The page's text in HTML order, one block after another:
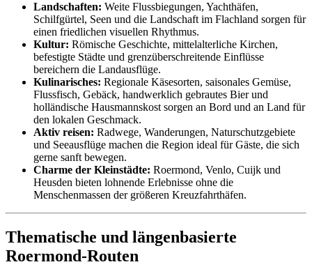
Landschaften: Weite Flussbiegungen, Yachthäfen,
Schilfgürtel, Seen und die Landschaft im Flachland sorgen für
einen friedlichen visuellen Rhythmus.
Kultur: Römische Geschichte, mittelalterliche Kirchen,
befestigte Städte und grenzüberschreitende Einflüsse
bereichern die Landausflüge.
Kulinarisches: Regionale Käsesorten, saisonales Gemüse,
Flussfisch, Gebäck, handwerklich gebrautes Bier und
holländische Hausmannskost sorgen an Bord und an Land für
den lokalen Geschmack.
Aktiv reisen: Radwege, Wanderungen, Naturschutzgebiete
und Seeausflüge machen die Region ideal für Gäste, die sich
gerne sanft bewegen.
Charme der Kleinstädte: Roermond, Venlo, Cuijk und
Heusden bieten lohnende Erlebnisse ohne die
Menschenmassen der größeren Kreuzfahrthäfen.
Thematische und längenbasierte
Roermond-Routen